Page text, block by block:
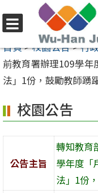
至
要
內
區
選
單
首頁>校園公告>行
前教育署辦理109學年
法」1份，鼓勵教師踴
校園公告
公告主旨
轉知教育
學年度「
法」1份